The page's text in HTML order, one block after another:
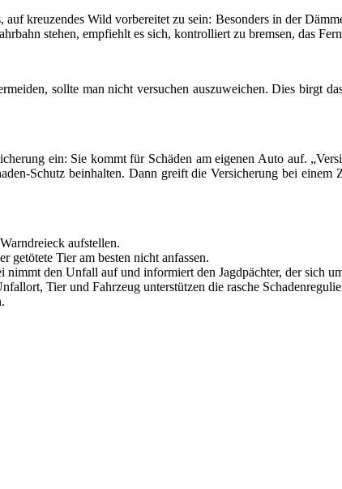
kreuzendes Wild vorbereitet zu sein: Besonders in der
stehen, empfiehlt es sich, kontrolliert zu bremsen, das
sollte man nicht versuchen auszuweichen. Dies birgt
ein: Sie kommt für Schäden am eigenen Auto auf.
Schutz beinhalten. Dann greift die Versicherung bei
aufstellen.
getötete Tier am besten nicht anfassen.
den Unfall auf und informiert den Jagdpächter, der sich
Tier und Fahrzeug unterstützen die rasche